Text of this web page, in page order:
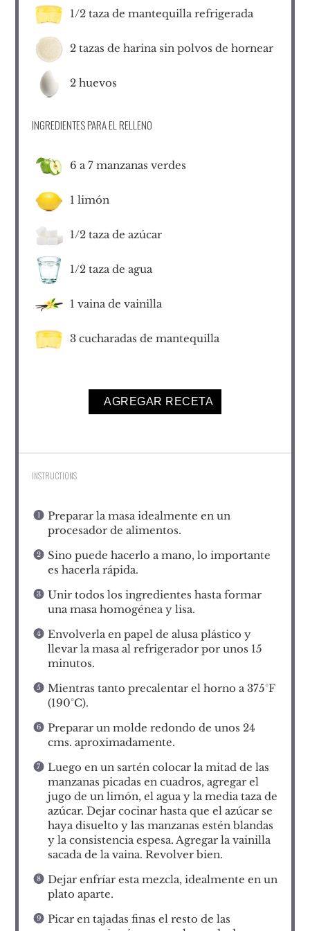
1/2 taza de mantequilla refrigerada
2 tazas de harina sin polvos de hornear
2 huevos
INGREDIENTES PARA EL RELLENO
6 a 7 manzanas verdes
1 limón
1/2 taza de azúcar
1/2 taza de agua
1 vaina de vainilla
3 cucharadas de mantequilla
AGREGAR RECETA
INSTRUCTIONS
Preparar la masa idealmente en un
procesador de alimentos.
Sino puede hacerlo a mano, lo importante
es hacerla rápida.
Unir todos los ingredientes hasta formar
una masa homogénea y lisa.
Envolverla en papel de alusa plástico y
llevar la masa al refrigerador por unos 15
minutos.
Mientras tanto precalentar el horno a 375°F
(190°C).
Preparar un molde redondo de unos 24
cms. aproximadamente.
Luego en un sartén colocar la mitad de las
manzanas picadas en cuadros, agregar el
jugo de un limón, el agua y la media taza de
azúcar. Dejar cocinar hasta que el azúcar se
haya disuelto y las manzanas estén blandas
y la consistencia espesa. Agregar la vainilla
sacada de la vaina. Revolver bien.
Dejar enfríar esta mezcla, idealmente en un
plato aparte.
Picar en tajadas finas el resto de las